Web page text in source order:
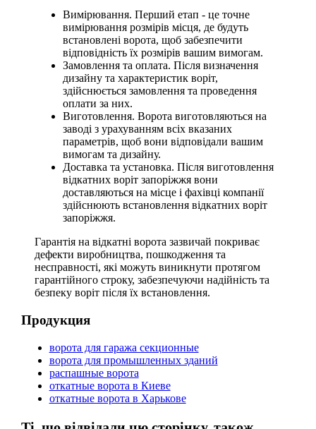
Вимірювання. Перший етап - це точне
вимірювання розмірів місця, де будуть
встановлені ворота, щоб забезпечити
відповідність їх розмірів вашим вимогам.
Замовлення та оплата. Після визначення
дизайну та характеристик воріт,
здійснюється замовлення та проведення
оплати за них.
Виготовлення. Ворота виготовляються на
заводі з урахуванням всіх вказаних
параметрів, щоб вони відповідали вашим
вимогам та дизайну.
Доставка та установка. Після виготовлення
відкатних воріт запоріжжя вони
доставляються на місце і фахівці компанії
здійснюють встановлення відкатних воріт
запоріжжя.
Гарантія на відкатні ворота зазвичай покриває
дефекти виробництва, пошкодження та
несправності, які можуть виникнути протягом
гарантійного строку, забезпечуючи надійність та
безпеку воріт після їх встановлення.
Продукция
ворота для гаража секционные
ворота для промышленных зданий
распашные ворота
откатные ворота в Киеве
откатные ворота в Харькове